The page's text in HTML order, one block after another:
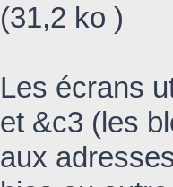
(31,2 ko )
Les écrans
et &c3 (les
aux